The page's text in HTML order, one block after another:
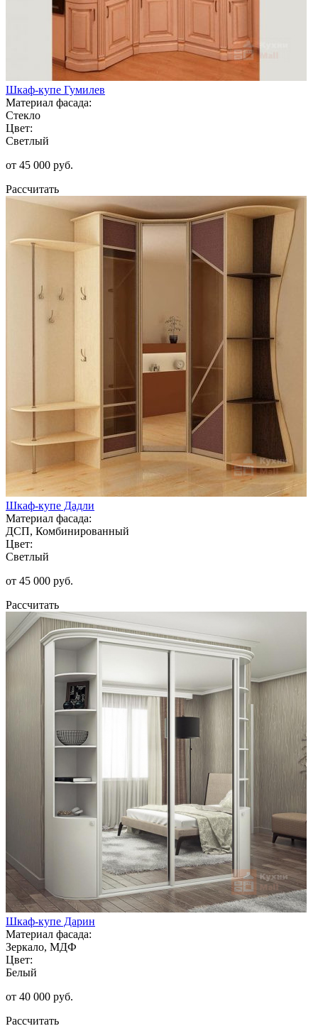
Шкаф-купе Гумилев
Материал фасада:
Стекло
Цвет:
Светлый
от 45 000 руб.
Рассчитать
Шкаф-купе Дадли
Материал фасада:
ДСП, Комбинированный
Цвет:
Светлый
от 45 000 руб.
Рассчитать
Шкаф-купе Дарин
Материал фасада:
Зеркало, МДФ
Цвет:
Белый
от 40 000 руб.
Рассчитать